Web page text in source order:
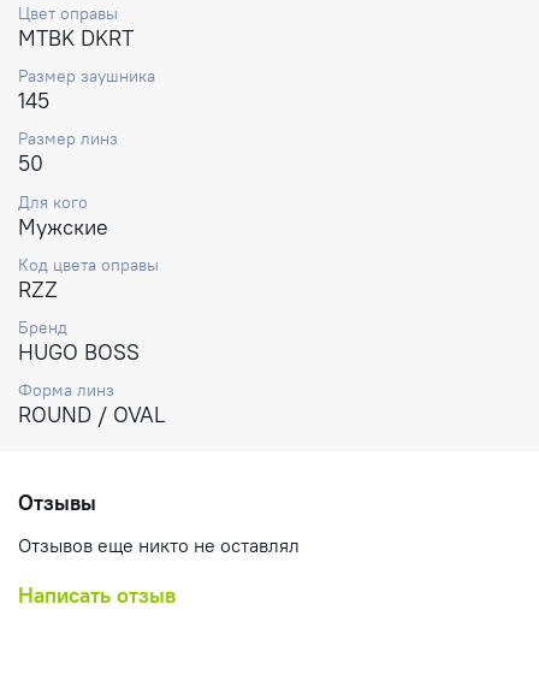
Цвет оправы
MTBK DKRT
Размер заушника
145
Размер линз
50
Для кого
Мужские
Код цвета оправы
RZZ
Бренд
HUGO BOSS
Форма линз
ROUND / OVAL
Отзывы
Отзывов еще никто не оставлял
Написать отзыв